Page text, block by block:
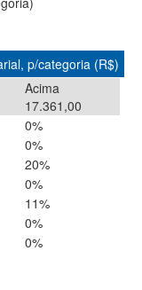
p/categoria (R$)
Acima
17.361,00
0%
0%
20%
0%
11%
0%
0%